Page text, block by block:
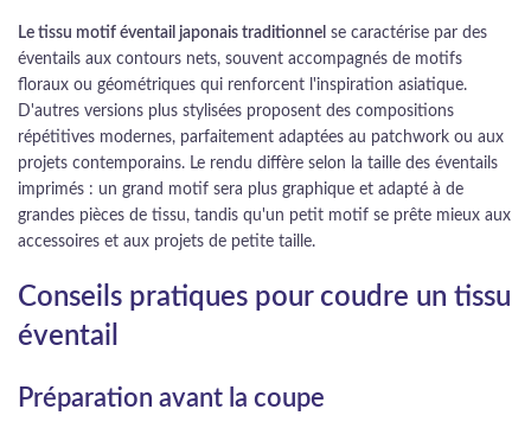
Le tissu motif éventail japonais traditionnel se caractérise par des
éventails aux contours nets, souvent accompagnés de motifs
floraux ou géométriques qui renforcent l'inspiration asiatique.
D'autres versions plus stylisées proposent des compositions
répétitives modernes, parfaitement adaptées au patchwork ou aux
projets contemporains. Le rendu diffère selon la taille des éventails
imprimés : un grand motif sera plus graphique et adapté à de
grandes pièces de tissu, tandis qu'un petit motif se prête mieux aux
accessoires et aux projets de petite taille.
Conseils pratiques pour coudre un tissu
éventail
Préparation avant la coupe